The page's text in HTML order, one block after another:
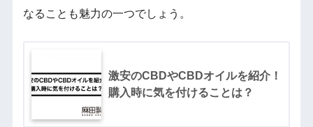
なることも魅力の一つでしょう。
激安のCBDやCBDオイルを紹介！
購入時に気を付けることは？